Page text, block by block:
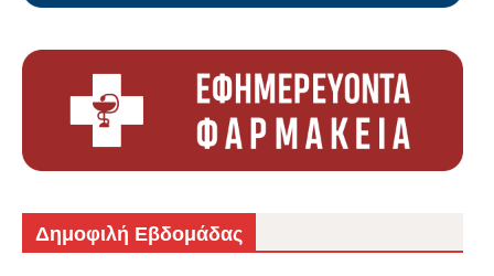
Δημοφιλή Εβδομάδας